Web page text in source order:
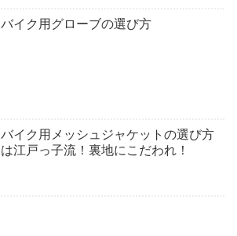
バイク用グローブの選び方
バイク用メッシュジャケットの選び方
は江戸っ子流！裏地にこだわれ！